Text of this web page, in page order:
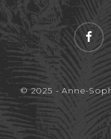
© 2025 - Anne-